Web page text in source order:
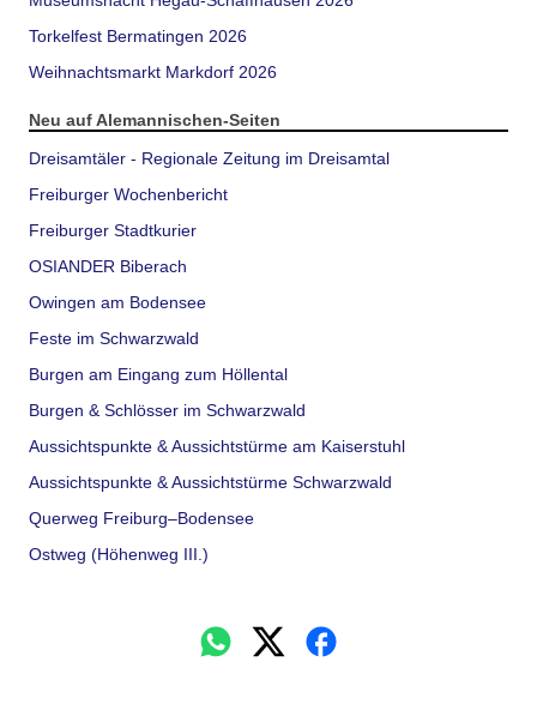
Torkelfest Bermatingen 2026
Weihnachtsmarkt Markdorf 2026
Neu auf Alemannischen-Seiten
Dreisamtäler - Regionale Zeitung im Dreisamtal
Freiburger Wochenbericht
Freiburger Stadtkurier
OSIANDER Biberach
Owingen am Bodensee
Feste im Schwarzwald
Burgen am Eingang zum Höllental
Burgen & Schlösser im Schwarzwald
Aussichtspunkte & Aussichtstürme am Kaiserstuhl
Aussichtspunkte & Aussichtstürme Schwarzwald
Querweg Freiburg–Bodensee
Ostweg (Höhenweg III.)